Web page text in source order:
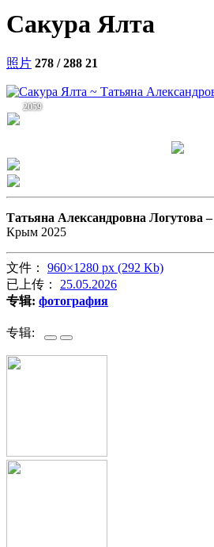
Сакура Ялта
照片 278 / 288 21
2059
Татьяна Александровна Логутова –
Крым 2025
文件： 960×1280 px (292 Kb)
已上传： 25.05.2026
专辑: фотография
专辑: